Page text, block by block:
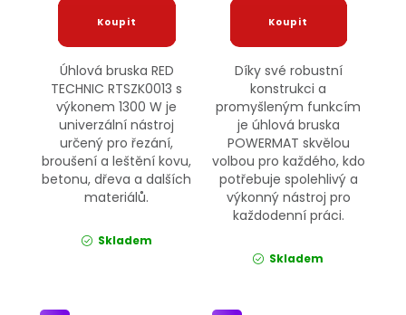
Úhlová bruska RED
TECHNIC RTSZK0013 s
výkonem 1300 W je
univerzální nástroj
určený pro řezání,
broušení a leštění kovu,
betonu, dřeva a dalších
materiálů.
Skladem
Díky své robustní
konstrukci a
promyšleným funkcím
je úhlová bruska
POWERMAT skvělou
volbou pro každého, kdo
potřebuje spolehlivý a
výkonný nástroj pro
každodenní práci.
Skladem